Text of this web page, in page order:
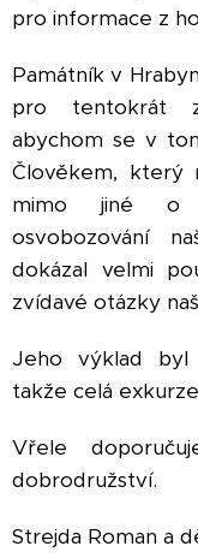
pro informace z
Památník v
pro tentokrát
abychom se v
Člověkem, který
mimo jiné o
osvobozování
dokázal velmi
zvídavé otázky
Jeho výklad byl
takže celá
Vřele
dobrodružství.
Strejda Roman a